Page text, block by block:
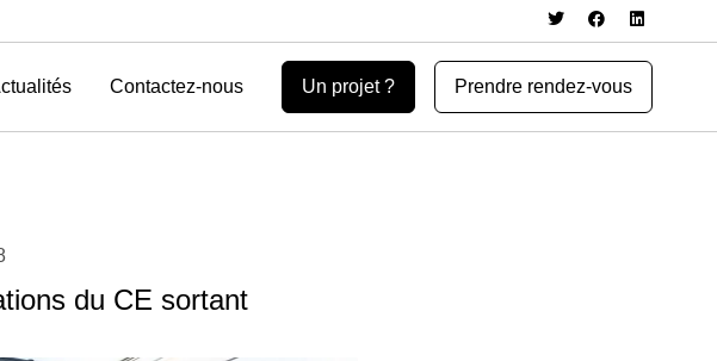
Contactez-nous Un projet ? Prendre rendez-vous
du CE sortant